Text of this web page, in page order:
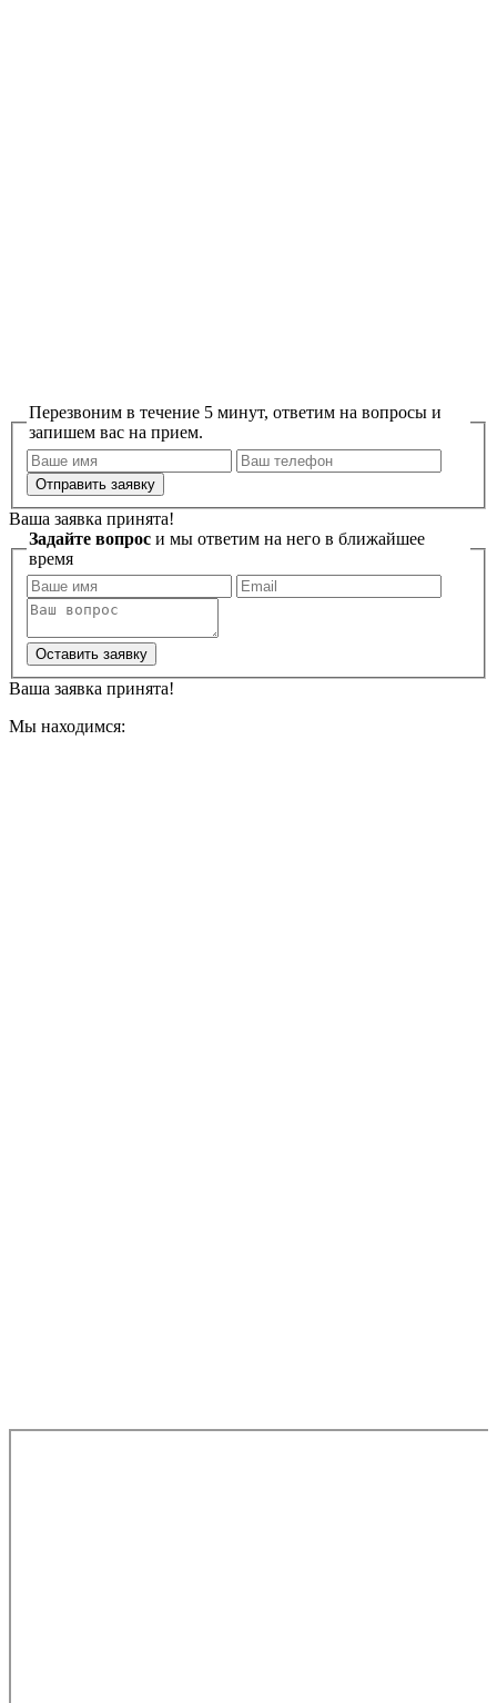
Перезвоним в течение 5 минут, ответим на вопросы и
запишем вас на прием.
Отправить заявку
Ваша заявка принята!
Задайте вопрос и мы ответим на него в ближайшее
время
Оставить заявку
Ваша заявка принята!
Мы находимся: